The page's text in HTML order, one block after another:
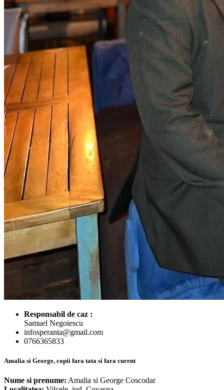
Responsabil de caz :
Samuel Negoiescu
infosperanta@gmail.com
0766365833
Amalia si George, copii fara tata si fara curent
Nume si prenume: Amalia si George Coscodar